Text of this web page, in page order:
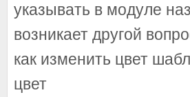
указывать в модуле
возникает другой
как изменить цвет
цвет